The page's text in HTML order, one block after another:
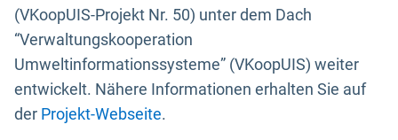
(VKoopUIS-Projekt Nr. 50) unter dem Dach
“Verwaltungskooperation
Umweltinformationssysteme” (VKoopUIS) weiter
entwickelt. Nähere Informationen erhalten Sie auf
der Projekt-Webseite.